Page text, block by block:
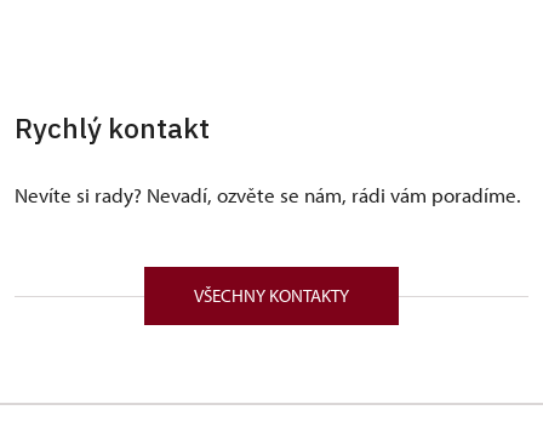
Rychlý kontakt
Nevíte si rady? Nevadí, ozvěte se nám, rádi vám poradíme.
VŠECHNY KONTAKTY